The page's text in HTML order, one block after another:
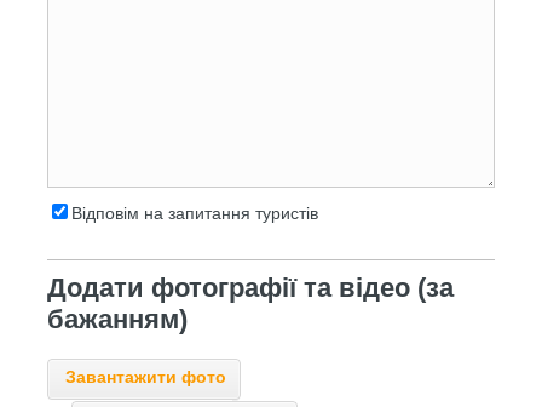
Відповім на запитання туристів
Додати фотографії та відео (за
бажанням)
Завантажити фото